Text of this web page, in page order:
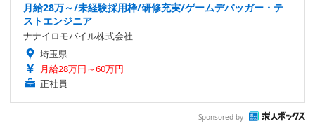
月給28万～/未経験採用枠/研修充実/ゲームデバッガー・テ
ストエンジニア
ナナイロモバイル株式会社
埼玉県
月給28万円～60万円
正社員
Sponsored by